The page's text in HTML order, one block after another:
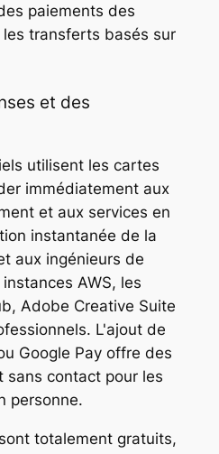
paiements des
transferts basés sur
et des
utilisent les cartes
immédiatement aux
et aux services en
instantanée de la
aux ingénieurs de
AWS, les
Adobe Creative Suite
L'ajout de
Google Pay offre des
sans contact pour les
personne.
totalement gratuits,